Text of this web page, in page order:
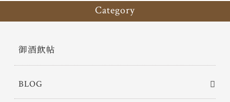
Category
御酒飲帖
BLOG